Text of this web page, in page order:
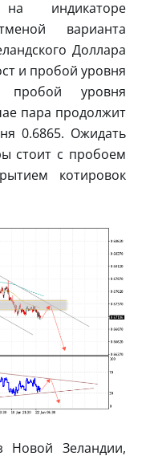
индикаторе
варианта
Доллара
и пробой уровня
уровня
пара продолжит
0.6865. Ожидать
стоит с пробоем
котировок
Новой Зеландии,